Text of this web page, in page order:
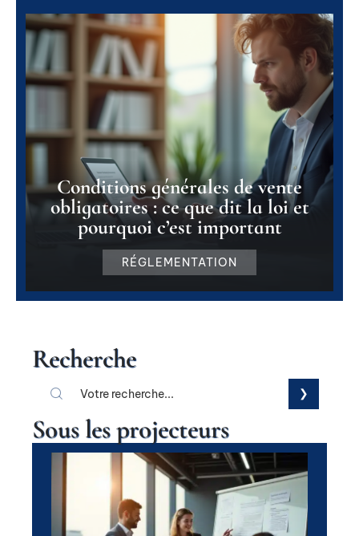
Conditions générales de vente
obligatoires : ce que dit la loi et
pourquoi c’est important
RÉGLEMENTATION
Recherche
Sous les projecteurs